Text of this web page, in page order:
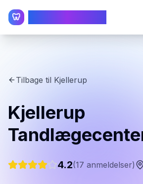
🦷
Tilbage til Kjellerup
Kjellerup
4.2(17 anmeldelser)